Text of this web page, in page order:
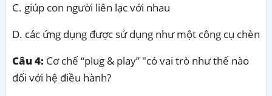
C. giúp con người liên lạc với nhau
D. các ứng dụng được sử dụng như một công cụ chèn
Câu 4: Cơ chế “plug & play” "có vai trò như thế nào
đối với hệ điều hành?